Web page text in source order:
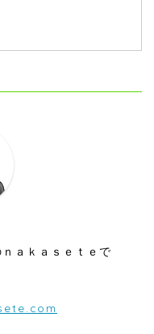
ａｋａｓｅｔｅで